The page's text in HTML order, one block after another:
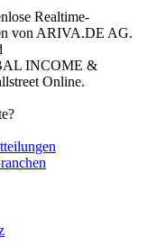
Realtime-
von ARIVA.DE AG.
INCOME &
Online.